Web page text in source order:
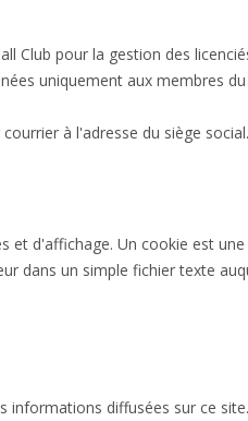
Club pour la gestion des
uniquement aux membres
à l'adresse du siège social.
d'affichage. Un cookie est
dans un simple fichier texte
informations diffusées sur ce